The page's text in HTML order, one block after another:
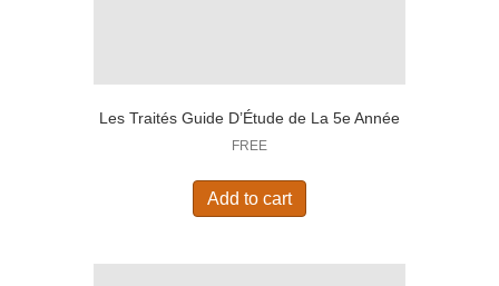
Les Traités Guide D’Étude de La 5e Année
FREE
Add to cart